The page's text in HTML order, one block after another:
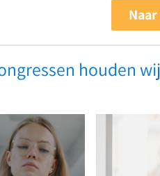
houden
aan
een